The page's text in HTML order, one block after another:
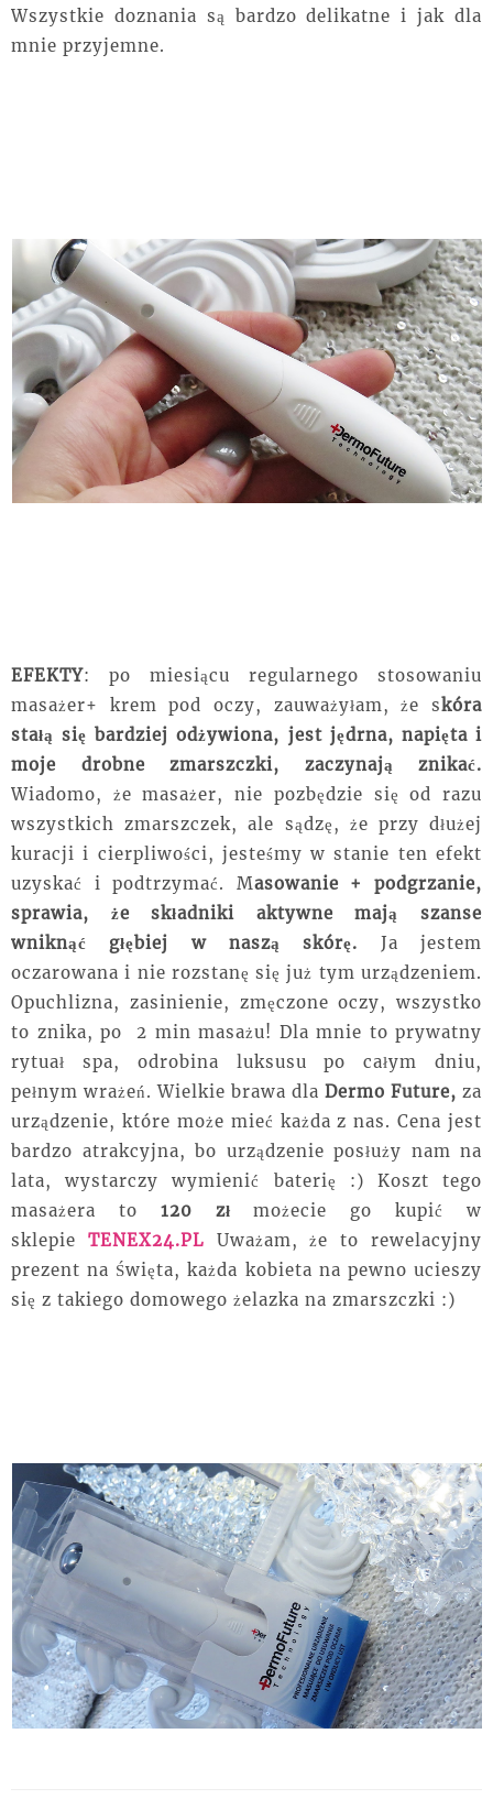
Wszystkie doznania są bardzo delikatne i jak dla
mnie przyjemne.
EFEKTY: po miesiącu regularnego stosowaniu
masażer+ krem pod oczy, zauważyłam, że skóra
stałą się bardziej odżywiona, jest jędrna, napięta i
moje drobne zmarszczki, zaczynają znikać.
Wiadomo, że masażer, nie pozbędzie się od razu
wszystkichzmarszczek, ale sądzę, że przy dłużej
kuracji i cierpliwości, jesteśmy w stanie ten efekt
uzyskać i podtrzymać. Masowanie + podgrzanie,
sprawia, że składniki aktywne mają szanse
wniknąć głębiej w naszą skórę. Ja jestem
oczarowana i nie rozstanę się już tym urządzeniem.
Opuchlizna, zasinienie, zmęczone oczy, wszystko
to znika, po 2 min masażu! Dla mnie to prywatny
rytuał spa, odrobina luksusu po całym dniu,
pełnym wrażeń. Wielkie brawa dla Dermo Future, za
urządzenie, które może mieć każda z nas. Cena jest
bardzo atrakcyjna, bo urządzenie posłuży nam na
lata, wystarczy wymienić baterię :) Koszt tego
masażera to 120 zł możecie go kupić w
sklepie
TENEX24.PL Uważam, że to rewelacyjny
prezent na Święta, każda kobieta na pewno ucieszy
się z takiego domowego żelazka na zmarszczki :)